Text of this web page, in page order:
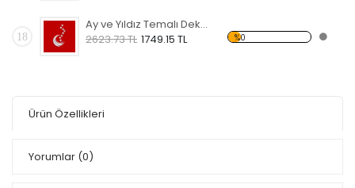
18
Ay ve Yıldız Temalı Dekoratif Kırılmaz Ayna
2623.73 TL 1749.15 TL %0
Ürün Özellikleri
Yorumlar (0)